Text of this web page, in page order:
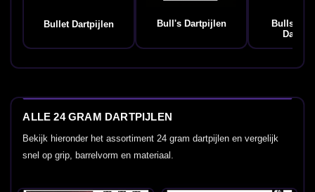
Bullet Dartpijlen Bull's Dartpijlen
Bulls
ALLE 24 GRAM DARTPIJLEN
Bekijk hieronder het assortiment 24 gram dartpijlen en vergelijk
snel op grip, barrelvorm en materiaal.